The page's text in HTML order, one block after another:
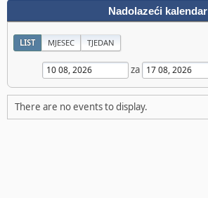
Nadolazeći kalendar
LIST MJESEC TJEDAN
za
There are no events to display.